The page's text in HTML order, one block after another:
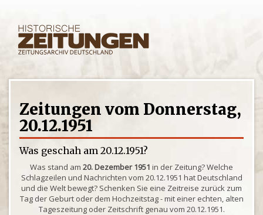
Zeitungen vom Donnerstag,
20.12.1951
Was geschah am 20.12.1951?
Was stand am 20. Dezember 1951 in der Zeitung? Welche
Schlagzeilen und Nachrichten vom 20.12.1951 hat Deutschland
und die Welt bewegt? Schenken Sie eine Zeitreise zurück zum
Tag der Geburt oder dem Hochzeitstag - mit einer echten, alten
Tageszeitung oder Zeitschrift genau vom 20.12.1951.